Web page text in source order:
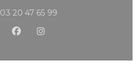
03 20 47 65 99
Facebook ((abre numa
Instagram ((abre